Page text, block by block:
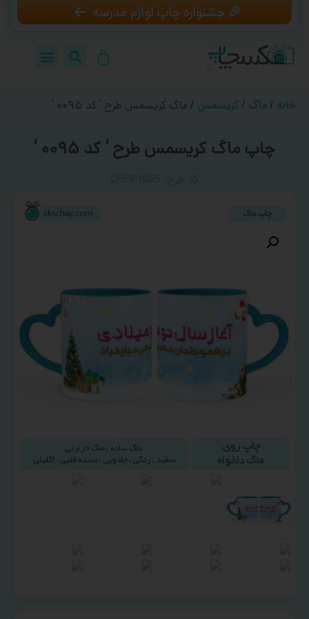
🎉 جشنواره چاپ لوازم مدرسه
خانه / ماگ / کریسمس / ماگ کریسمس طرح ‘ کد ۰۰۹۵ ‘
چاپ ماگ کریسمس طرح ‘ کد ۰۰۹۵ ‘